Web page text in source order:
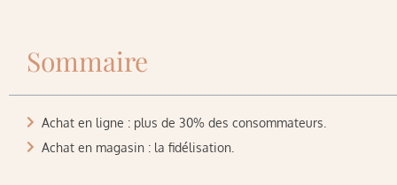
Sommaire
Achat en ligne : plus de 30% des consommateurs.
Achat en magasin : la fidélisation.